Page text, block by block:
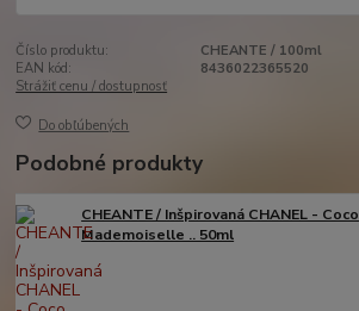
Číslo produktu:
CHEANTE / 100ml
EAN kód:
8436022365520
Strážiť cenu / dostupnosť
Do obľúbených
Podobné produkty
CHEANTE / Inšpirovaná CHANEL - Coco
Mademoiselle .. 50ml